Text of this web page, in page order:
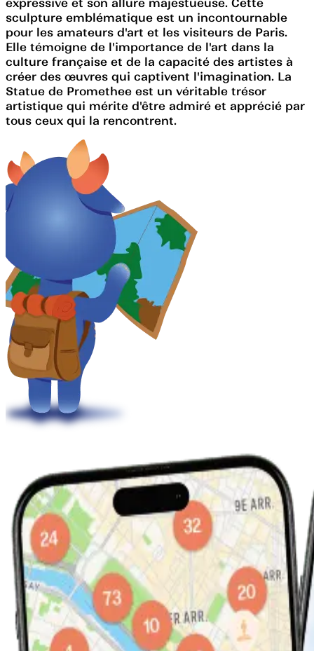
sculpture emblématique est un incontournable
pour les amateurs d'art et les visiteurs de Paris.
Elle témoigne de l'importance de l'art dans la
culture française et de la capacité des artistes à
créer des œuvres qui captivent l'imagination. La
Statue de Promethee est un véritable trésor
artistique qui mérite d'être admiré et apprécié par
tous ceux qui la rencontrent.